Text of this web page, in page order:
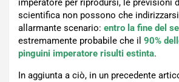
imperatore per riprodursi, le previsioni
scientifica non possono che
allarmante scenario: entro la fine del
estremamente probabile che il 90%
pinguini imperatore risulti estinta.
In aggiunta a ciò, in un precedente